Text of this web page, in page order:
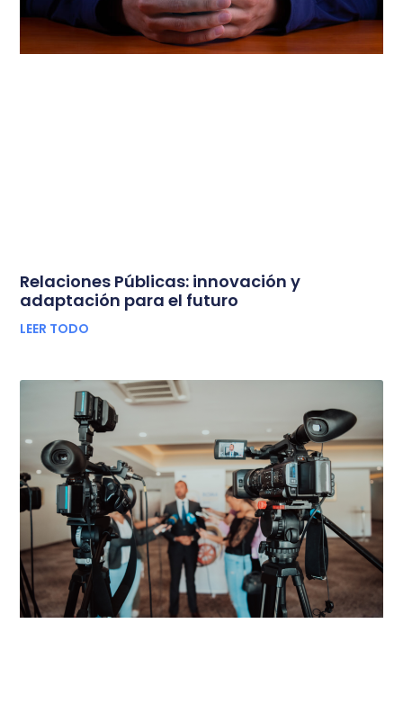
Relaciones Públicas: innovación y
adaptación para el futuro
LEER TODO